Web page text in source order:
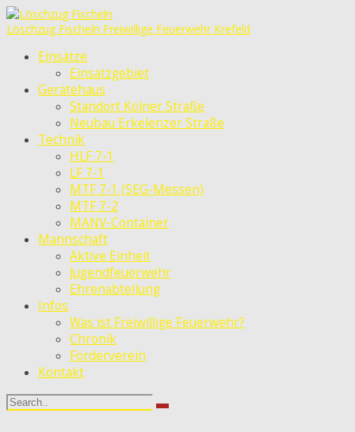
Löschzug Fischeln Freiwillige Feuerwehr Krefeld
Einsätze
Einsatzgebiet
Gerätehaus
Standort Kölner Straße
Neubau Erkelenzer Straße
Technik
HLF 7-1
LF 7-1
MTF 7-1 (SEG-Messen)
MTF 7-2
MANV-Container
Mannschaft
Aktive Einheit
Jugendfeuerwehr
Ehrenabteilung
Infos
Was ist Freiwillige Feuerwehr?
Chronik
Förderverein
Kontakt